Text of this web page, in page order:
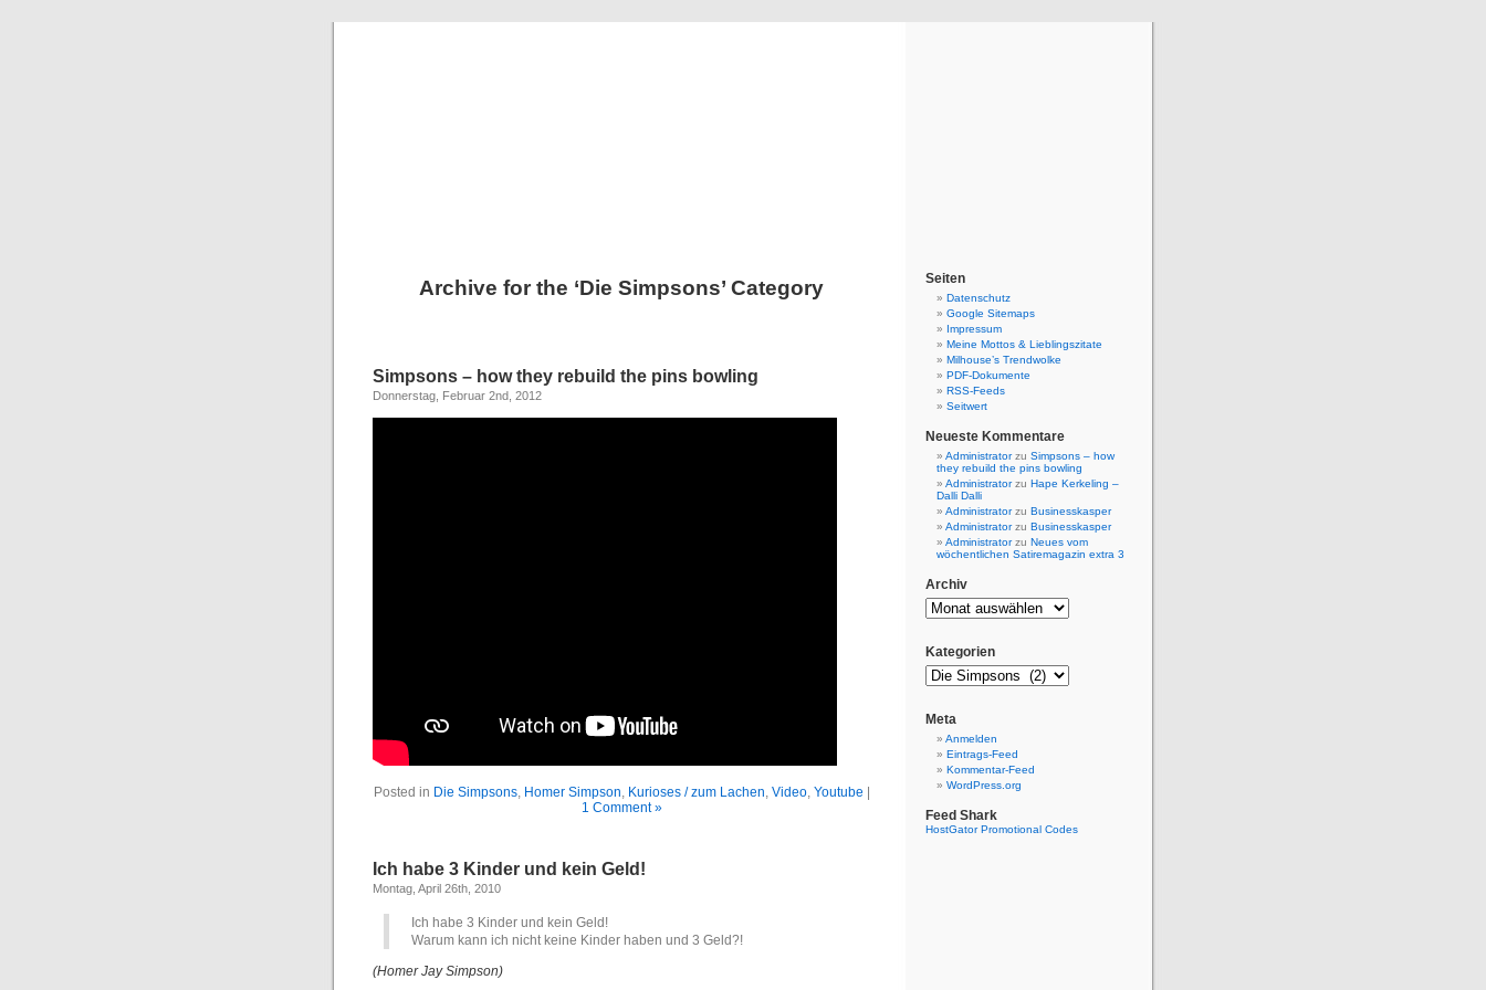
Archive for the ‘Die Simpsons’ Category
Simpsons – how they rebuild the pins bowling
Donnerstag, Februar 2nd, 2012
Posted in Die Simpsons, Homer Simpson, Kurioses / zum Lachen, Video, Youtube
1 Comment »
Ich habe 3 Kinder und kein Geld!
Montag, April 26th, 2010
Ich habe 3 Kinder und kein Geld!
Warum kann ich nicht keine Kinder haben und 3 Geld?!
(Homer Jay Simpson)
Seiten
Datenschutz
Google Sitemaps
Impressum
Meine Mottos & Lieblingszitate
Milhouse’s Trendwolke
PDF-Dokumente
RSS-Feeds
Seitwert
Neueste Kommentare
Administratorzu Simpsons – how
they rebuild the pins bowling
Administratorzu Hape Kerkeling –
Dalli Dalli
Administratorzu Businesskasper
Administratorzu Businesskasper
Administratorzu Neues vom
wöchentlichen Satiremagazin extra 3
Archiv
Kategorien
Meta
Anmelden
Eintrags-Feed
Kommentar-Feed
WordPress.org
Feed Shark
HostGator Promotional Codes